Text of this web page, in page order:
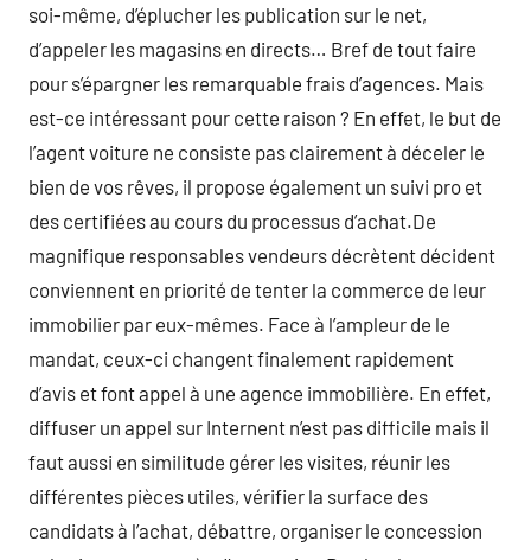
soi-même, d’éplucher les publication sur le net,
d’appeler les magasins en directs… Bref de tout faire
pour s’épargner les remarquable frais d’agences. Mais
est-ce intéressant pour cette raison ? En effet, le but de
l’agent voiture ne consiste pas clairement à déceler le
bien de vos rêves, il propose également un suivi pro et
des certifiées au cours du processus d’achat.De
magnifique responsables vendeurs décrètent décident
conviennent en priorité de tenter la commerce de leur
immobilier par eux-mêmes. Face à l’ampleur de le
mandat, ceux-ci changent finalement rapidement
d’avis et font appel à une agence immobilière. En effet,
diffuser un appel sur Internent n’est pas difficile mais il
faut aussi en similitude gérer les visites, réunir les
différentes pièces utiles, vérifier la surface des
candidats à l’achat, débattre, organiser le concession